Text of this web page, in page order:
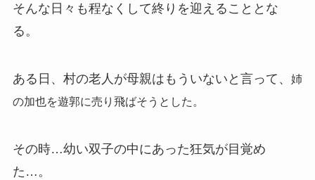
そんな日々も程なくして終りを迎えることとな
る。
ある日、村の老人が母親はもういないと言って、 姉
の加也を遊郭に売り飛ばそうとした。
その時…幼い双子の中にあった狂気が目覚め
た…。